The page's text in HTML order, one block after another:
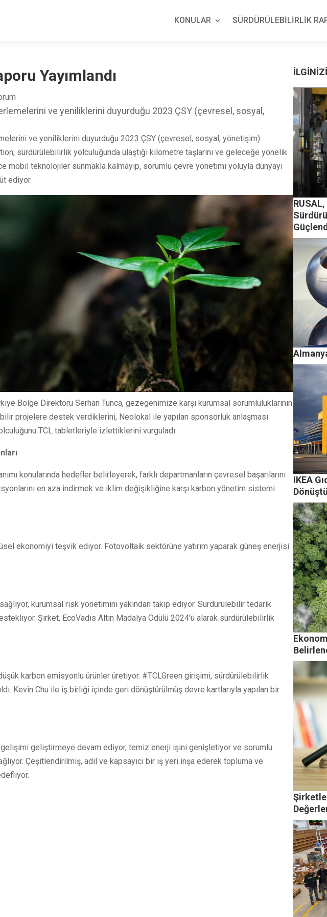
KONULAR SÜRDÜRÜLEBİLİRLİK
Yayımlandı
ve yeniliklerini duyurduğu 2023 ÇSY (çevresel, sosyal,
ve yeniliklerini duyurduğu 2023 ÇSY (çevresel, sosyal, yönetişim)
sürdürülebilirlik yolculuğunda ulaştığı kilometre taşlarını ve geleceğe yönelik
mobil teknolojiler sunmakla kalmayıp, sorumlu çevre yönetimi yoluyla dünyayı
ediyor.
Bölge Direktörü Serhan Tunca, gezegenimize karşı kurumsal sorumluluklarının
projelere destek verdiklerini, Neolokal ile yapılan sponsorluk anlaşması
TCL tabletleriyle izlettiklerini vurguladı.
konularında hedefler belirleyerek, farklı departmanların çevresel başarılarını
en aza indirmek ve iklim değişikliğine karşı karbon yönetim sistemi
ekonomiyi teşvik ediyor. Fotovoltaik sektörüne yatırım yaparak güneş enerjisi
kurumsal risk yönetimini yakından takip ediyor. Sürdürülebilir tedarik
Şirket, EcoVadis Altın Madalya Ödülü 2024’ü alarak sürdürülebilirlik
karbon emisyonlu ürünler üretiyor. #TCLGreen girişimi, sürdürülebilirlik
Kevin Chu ile iş birliği içinde geri dönüştürülmüş devre kartlarıyla yapılan bir
geliştirmeye devam ediyor, temiz enerji işini genişletiyor ve sorumlu
Çeşitlendirilmiş, adil ve kapsayıcı bir iş yeri inşa ederek topluma ve
IKEA